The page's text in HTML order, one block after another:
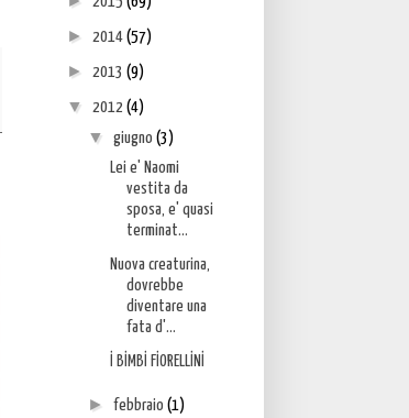
► 2014 (57)
► 2013 (9)
▼ 2012 (4)
▼giugno(3)
Lei e' Naomi
vestita da
sposa, e' quasi
terminat...
Nuova creaturina,
dovrebbe
diventare una
fata d'...
İ BİMBİ FİORELLİNİ
►febbraio(1)